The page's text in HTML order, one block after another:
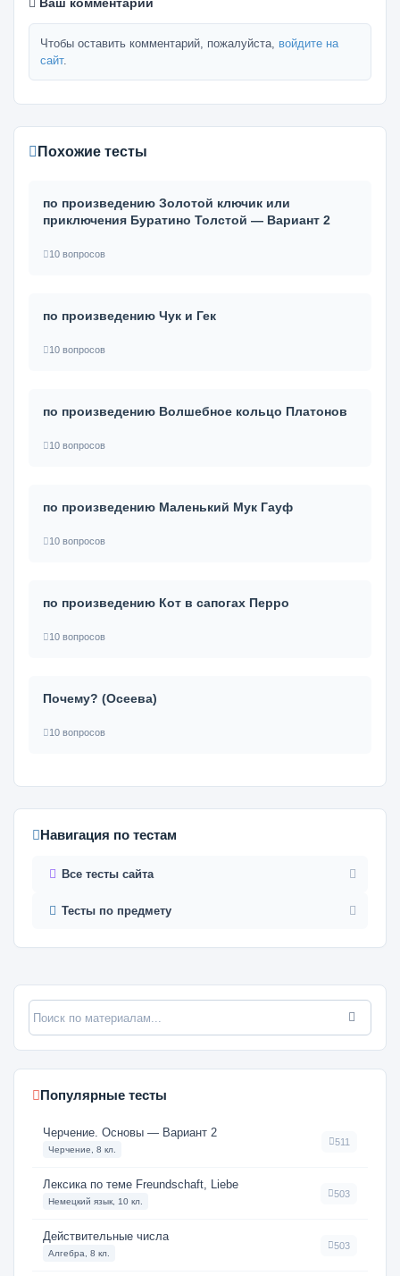
Чтобы оставить комментарий, пожалуйста, войдите на
сайт.
Похожие тесты
по произведению Золотой ключик или
приключения Буратино Толстой — Вариант 2
10 вопросов
по произведению Чук и Гек
10 вопросов
по произведению Волшебное кольцо Платонов
10 вопросов
по произведению Маленький Мук Гауф
10 вопросов
по произведению Кот в сапогах Перро
10 вопросов
Почему? (Осеева)
10 вопросов
Навигация по тестам
Все тесты сайта
Тесты по предмету
Популярные тесты
Черчение. Основы — Вариант 2
Черчение, 8 кл.
511
Лексика по теме Freundschaft, Liebe
Немецкий язык, 10 кл.
503
Действительные числа
Алгебра, 8 кл.
503